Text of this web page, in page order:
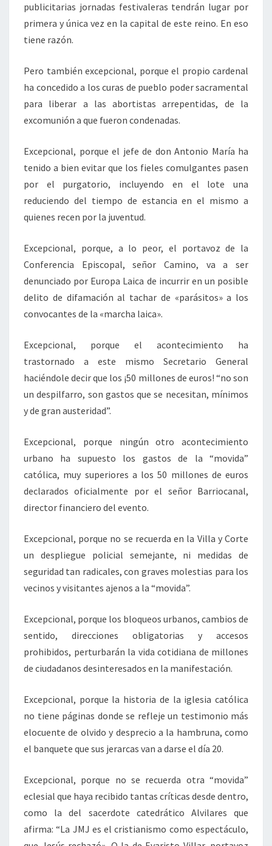
publicitarias jornadas festivaleras tendrán lugar por
primera y única vez en la capital de este reino. En eso
tiene razón.
Pero también excepcional, porque el propio cardenal
ha concedido a los curas de pueblo poder sacramental
para liberar a las abortistas arrepentidas, de la
excomunión a que fueron condenadas.
Excepcional, porque el jefe de don Antonio María ha
tenido a bien evitar que los fieles comulgantes pasen
por el purgatorio, incluyendo en el lote una
reduciendo del tiempo de estancia en el mismo a
quienes recen por la juventud.
Excepcional, porque, a lo peor, el portavoz de la
Conferencia Episcopal, señor Camino, va a ser
denunciado por Europa Laica de incurrir en un posible
delito de difamación al tachar de «parásitos» a los
convocantes de la «marcha laica».
Excepcional, porque el acontecimiento ha
trastornado a este mismo Secretario General
haciéndole decir que los ¡50 millones de euros! “no son
un despilfarro, son gastos que se necesitan, mínimos
y de gran austeridad”.
Excepcional, porque ningún otro acontecimiento
urbano ha supuesto los gastos de la “movida”
católica, muy superiores a los 50 millones de euros
declarados oficialmente por el señor Barriocanal,
director financiero del evento.
Excepcional, porque no se recuerda en la Villa y Corte
un despliegue policial semejante, ni medidas de
seguridad tan radicales, con graves molestias para los
vecinos y visitantes ajenos a la “movida”.
Excepcional, porque los bloqueos urbanos, cambios de
sentido, direcciones obligatorias y accesos
prohibidos, perturbarán la vida cotidiana de millones
de ciudadanos desinteresados en la manifestación.
Excepcional, porque la historia de la iglesia católica
no tiene páginas donde se refleje un testimonio más
elocuente de olvido y desprecio a la hambruna, como
el banquete que sus jerarcas van a darse el día 20.
Excepcional, porque no se recuerda otra “movida”
eclesial que haya recibido tantas críticas desde dentro,
como la del sacerdote catedrático Alvilares que
afirma: “La JMJ es el cristianismo como espectáculo,